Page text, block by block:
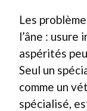
Les
l’âne :
aspérités
Seul un
comme un
spécialisé,